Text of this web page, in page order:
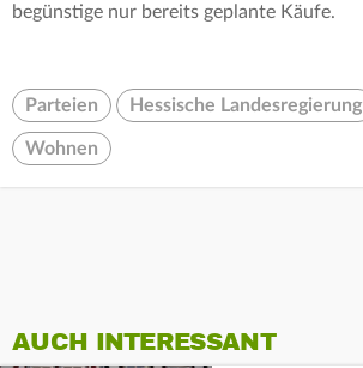
begünstige nur bereits geplante Käufe.
Parteien Hessische Landesregierung
Wohnen
AUCH INTERESSANT